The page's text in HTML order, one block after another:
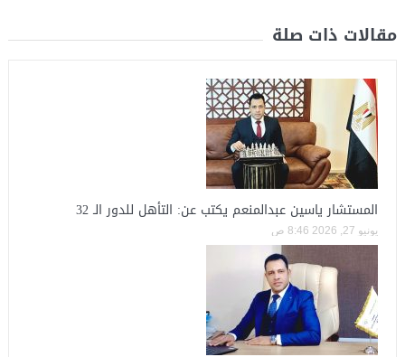
مقالات ذات صلة
المستشار ياسين عبدالمنعم يكتب عن: التأهل للدور الـ 32
يونيو 27, 2026 8:46 ص